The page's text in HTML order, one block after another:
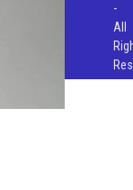
-
All